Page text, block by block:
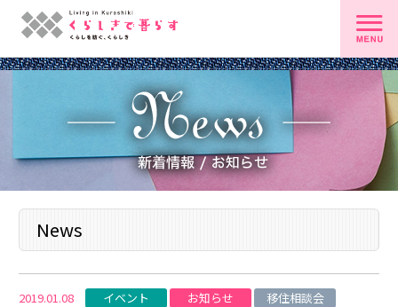
News
2019.01.08 イベント お知らせ 移住相談会